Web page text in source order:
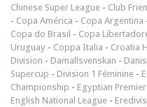
Chinese Super League - Club
- Copa América - Copa Argentina
Copa do Brasil - Copa
Uruguay - Coppa Italia - Croatia
Division - Damallsvenskan -
Supercup - Division 1 Féminine -
Championship - Egyptian
English National League -